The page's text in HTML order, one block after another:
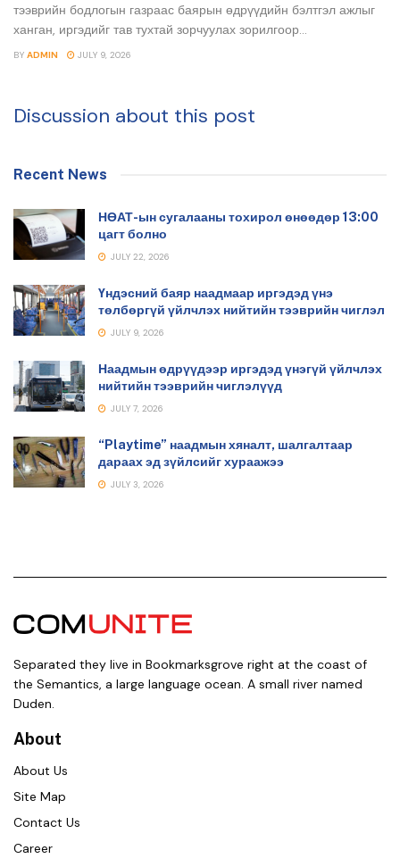
тээврийн бодлогын газраас баярын өдрүүдийн бэлтгэл ажлыг
ханган, иргэдийг тав тухтай зорчуулах зорилгоор...
BY ADMIN JULY 9, 2026
Discussion about this post
Recent News
НӨАТ-ын сугалааны тохирол өнөөдөр 13:00
цагт болно
JULY 22, 2026
Үндэсний баяр наадмаар иргэдэд үнэ
төлбөргүй үйлчлэх нийтийн тээврийн чиглэл
JULY 9, 2026
Наадмын өдрүүдээр иргэдэд үнэгүй үйлчлэх
нийтийн тээврийн чиглэлүүд
JULY 7, 2026
“Playtime” наадмын хяналт, шалгалтаар
дараах эд зүйлсийг хураажээ
JULY 3, 2026